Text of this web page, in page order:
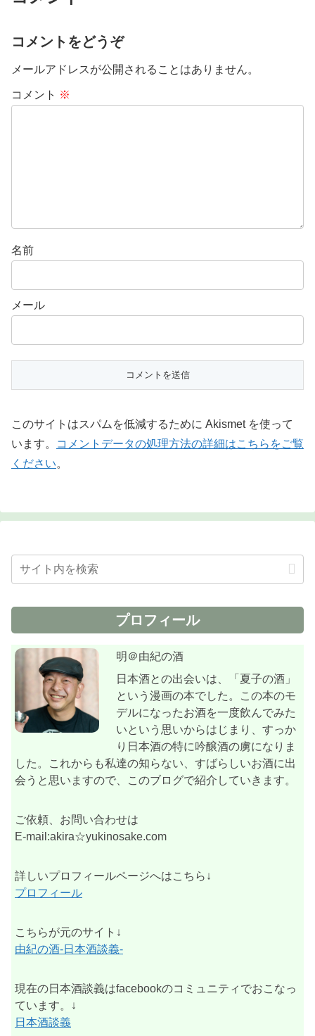
コメントをどうぞ
メールアドレスが公開されることはありません。
コメント ※
名前
メール
このサイトはスパムを低減するために Akismet を使って
います。
コメントデータの処理方法の詳細はこちらをご覧
ください。
プロフィール
明＠由紀の酒
日本酒との出会いは、「夏子の酒」
という漫画の本でした。この本のモ
デルになったお酒を一度飲んでみた
いという思いからはじまり、すっか
り日本酒の特に吟醸酒の虜になりま
した。これからも私達の知らない、すばらしいお酒に出
会うと思いますので、このブログで紹介していきます。
ご依頼、お問い合わせは
E-mail:akira☆yukinosake.com
詳しいプロフィールページへはこちら↓
プロフィール
こちらが元のサイト↓
由紀の酒-日本酒談義-
現在の日本酒談義はfacebookのコミュニティでおこなっ
ています。↓
日本酒談義